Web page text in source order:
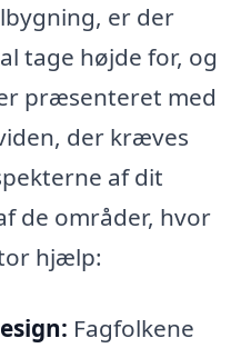
er der
tage højde for, og
præsenteret med
der kræves
af dit
de områder, hvor
hjælp:
Fagfolkene